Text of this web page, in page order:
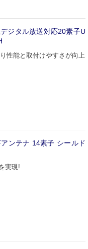
ジタル放送対応20素子U
性能と取付けやすさが向上
ンテナ 14素子 シールド
実現!